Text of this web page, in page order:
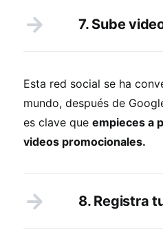
7. Sube
Esta red social se ha
mundo, después de
es clave que empieces a
videos promocionales.
8. Registra